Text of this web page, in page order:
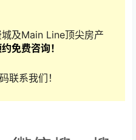
及Main Line顶尖房产
免费咨询！
联系我们！